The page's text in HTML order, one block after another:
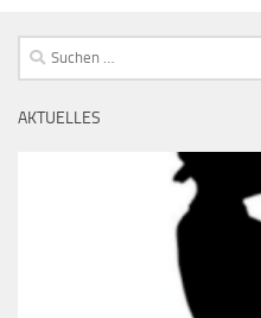
Suchen
nach:
AKTUELLES